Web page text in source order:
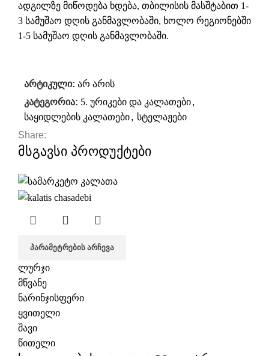
ადგილზე მიწოდება ხდება, თბილისის მასშტაბით 1-
3 სამუშაო დღის განმავლობაში, ხოლო რეგიონებში
1-5 სამუშაო დღის განმავლობაში.
არტიკული: არ არის
კატეგორია: 5. ურიკები და კალათები,
საყიდლების კალათები, სტელაჟები
Share:
მსგავსი პროდუქტები
ᲞᲐᲠᲐᲛᲔᲢᲠᲔᲑᲘᲡ ᲐᲠᲩᲔᲕᲐ
ლურჯი
მწვანე
ნარინჯისფერი
ყვითელი
შავი
წითელი